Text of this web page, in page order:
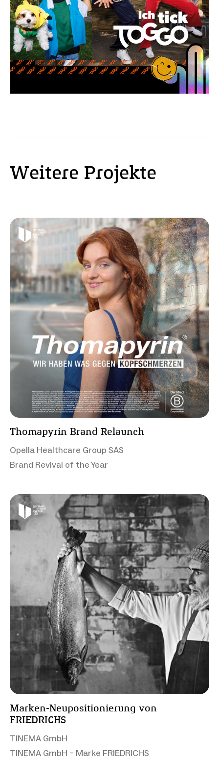
Weitere Projekte
Thomapyrin Brand Relaunch
Opella Healthcare Group SAS
Brand Revival of the Year
Marken-Neupositionierung von
FRIEDRICHS
TINEMA GmbH
TINEMA GmbH – Marke FRIEDRICHS